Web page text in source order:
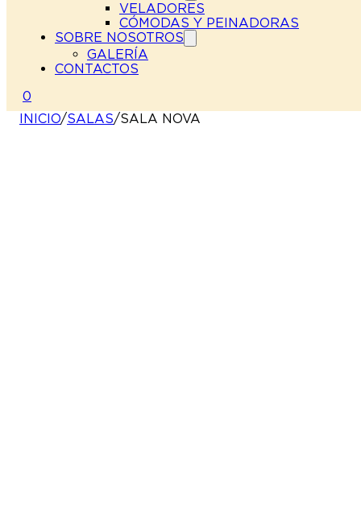
VELADORES
CÓMODAS Y PEINADORAS
SOBRE NOSOTROS
GALERÍA
CONTACTOS
0
INICIO/SALAS/SALA NOVA